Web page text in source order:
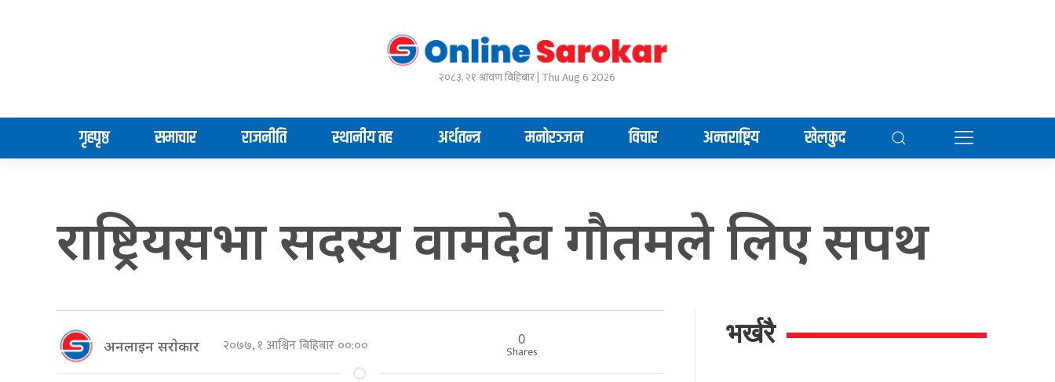
२०८३, २१ श्रावण बिहिबार | Thu Aug 6 2026
गृहपृष्ठ समाचार राजनीति स्थानीय तह अर्थतन्त्र मनोरञ्जन विचार अन्तराष्ट्रिय खेलकुद
राष्ट्रियसभा सदस्य वामदेव गौतमले लिए सपथ
अनलाइन सराेकार २०७७, १ आश्विन बिहिबार ००:०० 0
Shares
भर्खरै